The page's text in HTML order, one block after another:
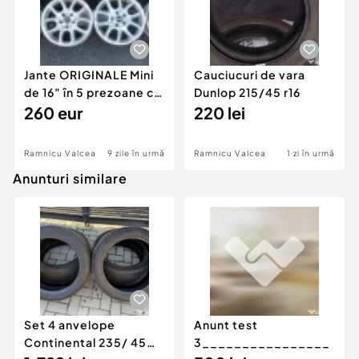
Jante ORIGINALE Mini
de 16" în 5 prezoane cu
senzori de presiune
260 eur
Ramnicu Valcea 9 zile în urmă
Cauciucuri de vara
Dunlop 215/45 r16
220 lei
Ramnicu Valcea 1 zi în urmă
Anunturi similare
Set 4 anvelope
Continental 235/ 45
Anunt test
3________________